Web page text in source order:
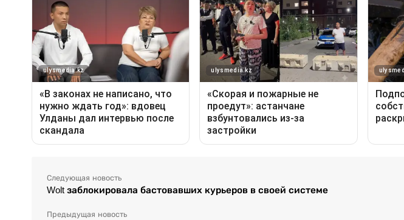
Следующая новость
Wolt заблокировала бастовавших курьеров в своей системе
Предыдущая новость